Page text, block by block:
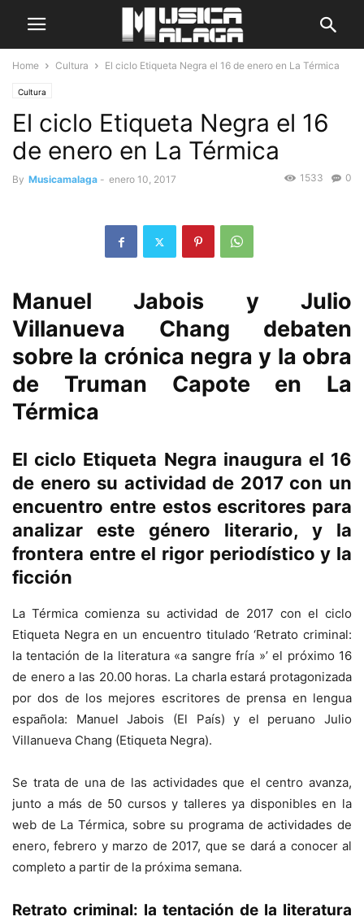
Home Cultura El ciclo Etiqueta Negra el 16 de enero en La Térmica
Cultura
El ciclo Etiqueta Negra el 16
de enero en La Térmica
By Musicamalaga - enero 10, 2017 0
1533
Manuel Jabois y Julio
Villanueva Chang debaten
sobre la crónica negra y la obra
de Truman Capote en La
Térmica
El ciclo Etiqueta Negra inaugura el 16
de enero su actividad de 2017 con un
encuentro entre estos escritores para
analizar este género literario, y la
frontera entre el rigor periodístico y la
ficción
La Térmica comienza su actividad de 2017 con el ciclo
Etiqueta Negra en un encuentro titulado ‘Retrato criminal:
la tentación de la literatura «a sangre fría »’ el próximo 16
de enero a las 20.00 horas. La charla estará protagonizada
por dos de los mejores escritores de prensa en lengua
española: Manuel Jabois (El País) y el peruano Julio
Villanueva Chang (Etiqueta Negra).
Se trata de una de las actividades que el centro avanza,
junto a más de 50 cursos y talleres ya disponibles en la
web de La Térmica, sobre su programa de actividades de
enero, febrero y marzo de 2017, que se dará a conocer al
completo a partir de la próxima semana.
Retrato criminal: la tentación de la literatura